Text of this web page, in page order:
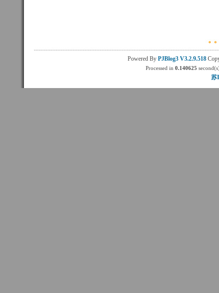
Powered By PJBlog3 V3.2.9.518
Processed in0.140625
苏